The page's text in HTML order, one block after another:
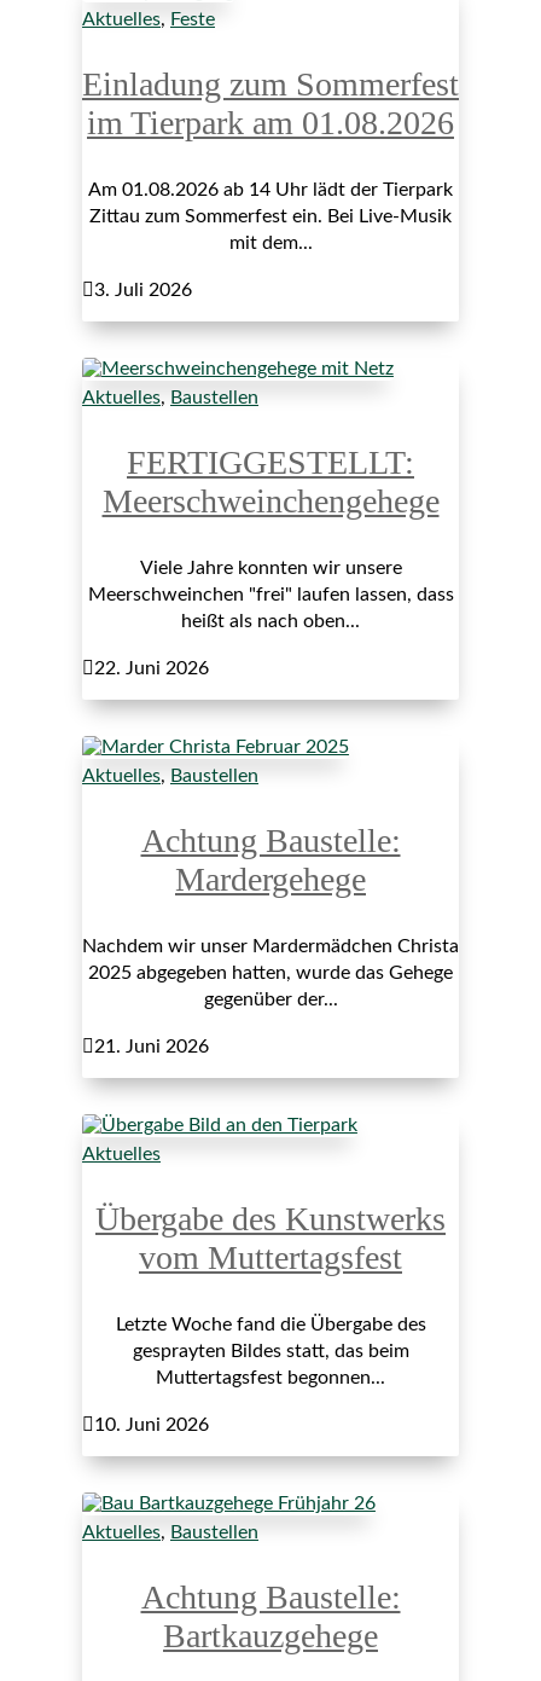
Aktuelles, Feste
Einladung zum Sommerfest
im Tierpark am 01.08.2026
Am 01.08.2026 ab 14 Uhr lädt der Tierpark
Zittau zum Sommerfest ein. Bei Live-Musik
mit dem...
3. Juli 2026
Aktuelles, Baustellen
FERTIGGESTELLT:
Meerschweinchengehege
Viele Jahre konnten wir unsere
Meerschweinchen "frei" laufen lassen, dass
heißt als nach oben...
22. Juni 2026
Aktuelles, Baustellen
Achtung Baustelle:
Mardergehege
Nachdem wir unser Mardermädchen Christa
2025 abgegeben hatten, wurde das Gehege
gegenüber der...
21. Juni 2026
Aktuelles
Übergabe des Kunstwerks
vom Muttertagsfest
Letzte Woche fand die Übergabe des
gesprayten Bildes statt, das beim
Muttertagsfest begonnen...
10. Juni 2026
Aktuelles, Baustellen
Achtung Baustelle:
Bartkauzgehege